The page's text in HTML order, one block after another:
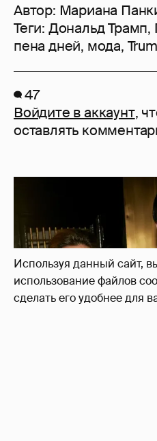
Используя данный сайт,
использование файлов
сделать его удобнее для
Автор: Мариана
Теги: Дональд Трамп,
пена дней, мода,
47
Войдите в аккаунт,
оставлять